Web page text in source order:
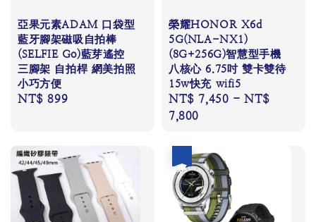
亞果元素ADAM 口袋型
藍牙腳架磁吸自拍棒
(SELFIE Go)藍芽遙控
三腳架 自拍桿 網美拍照
小巧方便
Regular
NT$ 899
榮耀HONOR X6d
5G(NLA-NX1)
(8G+256G)智慧型手機
八核心 6.75吋 雙卡雙待
15w快充 wifi5
Regular
price
NT$ 7,450 -NT$
7,800